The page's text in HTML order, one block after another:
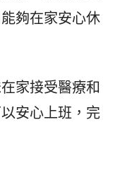
夠在家安心休
家接受醫療和
安心上班，完